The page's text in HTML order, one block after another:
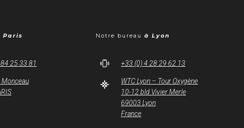
Paris
25 33 81
Monceau
Notre bureau à Lyon
+33 (0) 4 28 29 62 13
WTC Lyon – Tour Oxygène
10-12 bld Vivier Merle
69003 Lyon
France